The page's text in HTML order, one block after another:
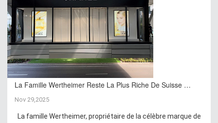
La Famille Wertheimer Reste La Plus Riche De Suisse …
Nov 29,2025
La famille Wertheimer, propriétaire de la célèbre marque de